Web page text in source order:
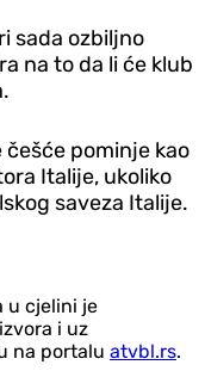
sada ozbiljno
na to da li će klub
pominje kao
Italije, ukoliko
saveza Italije.
u cjelini je
i uz
na portalu atvbl.rs.